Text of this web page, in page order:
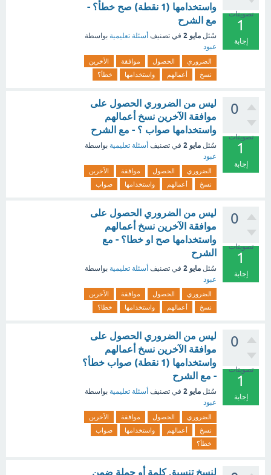
تصويتات
1
إجابة
واستخدامها (1 نقطة) صح خطأ؟ -
مع الشرح
سُئل مايو 2 في تصنيف أسئلة تعليمية بواسطة
عبود
الضروري الحصول موافقة
الآخرين
نسخ
أعمالهم واستخدامها خطأ؟
0
تصويتات
1
إجابة
ليس من الضروري الحصول على
موافقة الآخرين نسخ أعمالهم
واستخدامها صواب ؟ - مع الشرح
سُئل مايو 2 في تصنيف أسئلة تعليمية بواسطة
عبود
الضروري الحصول موافقة
الآخرين
نسخ
أعمالهم واستخدامها صواب
0
تصويتات
1
إجابة
ليس من الضروري الحصول على
موافقة الآخرين نسخ أعمالهم
واستخدامها صح او خطا؟ - مع
الشرح
سُئل مايو 2 في تصنيف أسئلة تعليمية بواسطة
عبود
الضروري الحصول موافقة
الآخرين
نسخ
أعمالهم واستخدامها خطا؟
0
تصويتات
1
إجابة
ليس من الضروري الحصول على
موافقة الآخرين نسخ أعمالهم
واستخدامها (1 نقطة) صواب خطأ؟
- مع الشرح
سُئل مايو 2 في تصنيف أسئلة تعليمية بواسطة
عبود
الضروري الحصول موافقة
الآخرين
نسخ
أعمالهم واستخدامها
صواب
خطأ؟
لنسخ تنسيق كلمة أو جملة ضمن